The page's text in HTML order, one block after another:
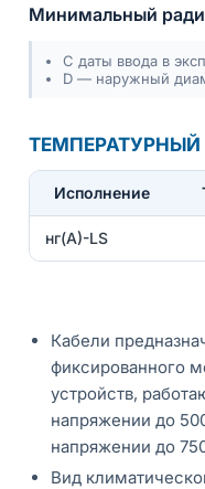
Минимальный
С даты ввода в
D — наружный
Исполнение
нг(А)-LS
Кабели
фиксированного
устройств,
напряжении до
напряжении до
Вид